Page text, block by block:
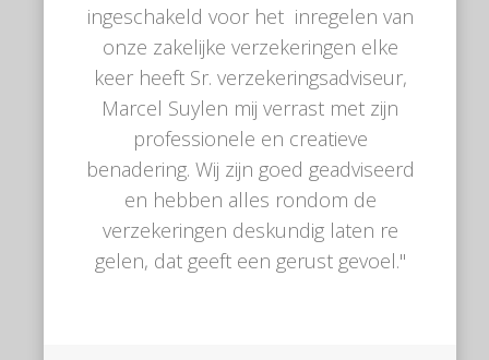
ingeschakeld voor het inregelen van
onze zakelijke verzekeringen elke
keer heeft Sr. verzekeringsadviseur,
Marcel Suylen mij verrast met zijn
professionele en creatieve
benadering. Wij zijn goed geadviseerd
en hebben alles rondom de
verzekeringen deskundig laten re
gelen, dat geeft een gerust gevoel."